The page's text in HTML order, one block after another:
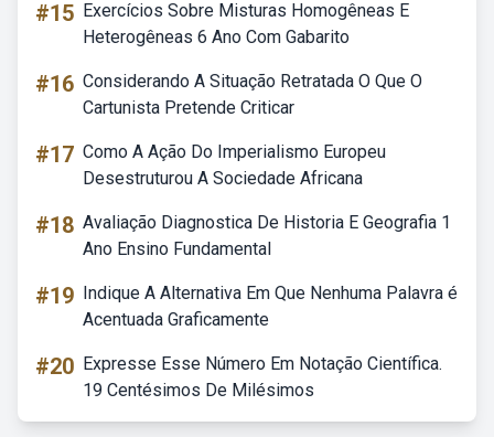
#15 Exercícios Sobre Misturas Homogêneas E
Heterogêneas 6 Ano Com Gabarito
#16 Considerando A Situação Retratada O Que O
Cartunista Pretende Criticar
#17 Como A Ação Do Imperialismo Europeu
Desestruturou A Sociedade Africana
#18 Avaliação Diagnostica De Historia E Geografia 1
Ano Ensino Fundamental
#19 Indique A Alternativa Em Que Nenhuma Palavra é
Acentuada Graficamente
#20 Expresse Esse Número Em Notação Científica.
19 Centésimos De Milésimos